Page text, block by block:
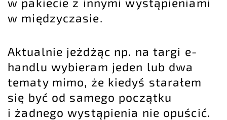
w międzyczasie.
Aktualnie jeżdżąc np. na targi e-
handlu wybieram jeden lub dwa
tematy mimo, że kiedyś starałem
się być od samego początku
i żadnego wystąpienia nie opuścić.